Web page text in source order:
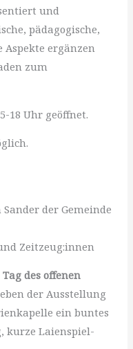
und
pädagogische,
ergänzen
zum
18 Uhr geöffnet.
der Gemeinde
Zeitzeug:innen
Tag des offenen
der Ausstellung
ein buntes
kurze Laienspiel-